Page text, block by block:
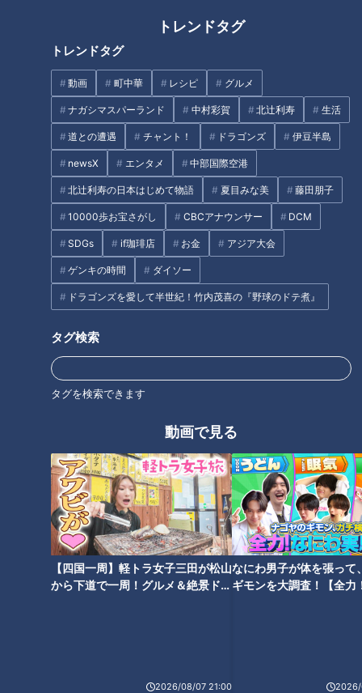
トレンドタグ
トレンドタグ
動画 町中華 レシピ グルメ
ナガシマスパーランド 中村彩賀 北辻利寿 生活
道との遭遇 チャント！ ドラゴンズ 伊豆半島
newsX エンタメ 中部国際空港
北辻利寿の日本はじめて物語 夏目みな美 藤田朋子
10000歩お宝さがし CBCアナウンサー DCM
SDGs if珈琲店 お金 アジア大会
ゲンキの時間 ダイソー
ドラゴンズを愛して半世紀！竹内茂喜の『野球のドテ煮』
タグ検索
タグを検索できます
動画で見る
【四国一周】軽トラ女子三田が松山
から下道で一周！グルメ＆絶景ドラ
2026/08/07 21:00
なにわ男子が体を張って
ギモンを大調査！【全力
2026/
い深海魚」だけを集めた水槽も
幻の食材の宝庫！？鳥取県でア
ポなし旅 今しか食べられな
い“ばばちゃん”とは？【春のお
出かけWEEK】
歩くと昔の人になった気がす
る？奈良県・長谷寺の登廊と
は？
タグ
エンタメ 三田悠貴 呂布カルマ 新潟
琵琶湖で湖上参拝！人生初のサ
ップ体験に大はしゃぎ グラビ
アアイドル・三田悠貴の軽トラ
本州縦断の旅
福井県の「東尋坊」に「怖すぎ
る…！」ご当地グルメ「ボルガ
ライス」も堪能 グラビアアイド
ル・三田悠貴の軽トラ本州縦断
の旅